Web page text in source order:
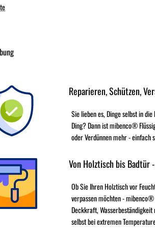
Reparieren, Schützen,
Sie lieben es, Dinge selbst in
Ding? Dann ist mibenco®
oder Verdünnen mehr - einfach
Von Holztisch bis Badtür
Ob Sie Ihren Holztisch vor
verpassen möchten -
Deckkraft, Wasserbeständigkeit
selbst bei extremen